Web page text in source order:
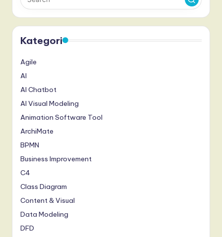
Kategori
Agile
AI
AI Chatbot
AI Visual Modeling
Animation Software Tool
ArchiMate
BPMN
Business Improvement
C4
Class Diagram
Content & Visual
Data Modeling
DFD